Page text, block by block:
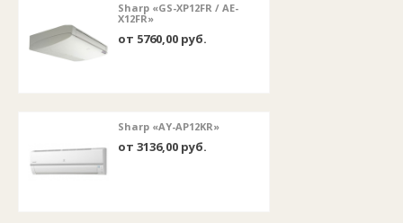
Sharp «GS-XP12FR / AE-
X12FR»
от 5760,00 руб.
Sharp «AY-AP12KR»
от 3136,00 руб.